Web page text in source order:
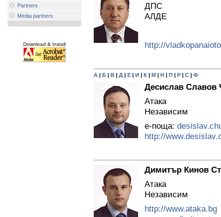
Partners
Media partners
Download & Install
ДПС
АЛДЕ
http://
А | Б | В | Д | Е | И | К | М | Н | П | Р | С | Ф
Десислав Славов
Атака
Независим
е-поща:
http://
Димитър Кинов
Атака
Независим
http://www.ataka.bg